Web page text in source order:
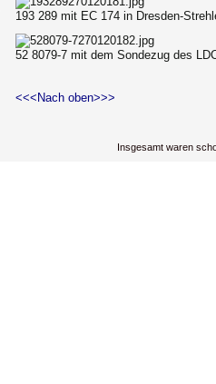
193 289 mit EC 174 in Dresden-
52 8079-7 mit dem Sondezug des
<<<Nach oben>>>
Insgesamt waren